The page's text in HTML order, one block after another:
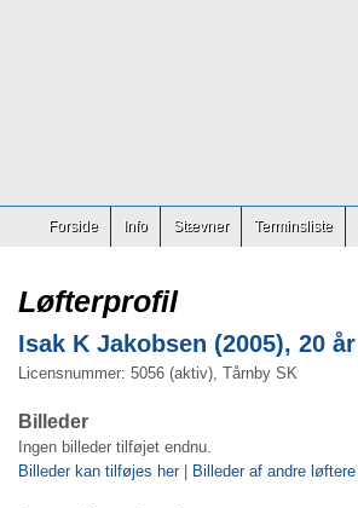
Forside Info Stævner Terminsliste
Løfterprofil
Isak K Jakobsen (2005), 20 år
Licensnummer: 5056 (aktiv), Tårnby SK
Billeder
Ingen billeder tilføjet endnu.
Billeder kan tilføjes her| Billeder af andre løftere